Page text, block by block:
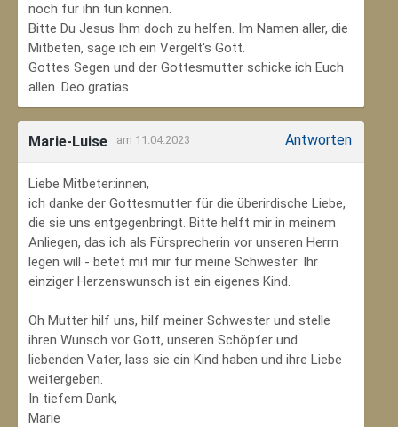
noch für ihn tun können.
Bitte Du Jesus Ihm doch zu helfen. Im Namen aller, die
Mitbeten, sage ich ein Vergelt's Gott.
Gottes Segen und der Gottesmutter schicke ich Euch
allen. Deo gratias
Marie-Luise am 11.04.2023 Antworten
Liebe Mitbeter:innen,
ich danke der Gottesmutter für die überirdische Liebe,
die sie uns entgegenbringt. Bitte helft mir in meinem
Anliegen, das ich als Fürsprecherin vor unseren Herrn
legen will - betet mit mir für meine Schwester. Ihr
einziger Herzenswunsch ist ein eigenes Kind.
Oh Mutter hilf uns, hilf meiner Schwester und stelle
ihren Wunsch vor Gott, unseren Schöpfer und
liebenden Vater, lass sie ein Kind haben und ihre Liebe
weitergeben.
In tiefem Dank,
Marie